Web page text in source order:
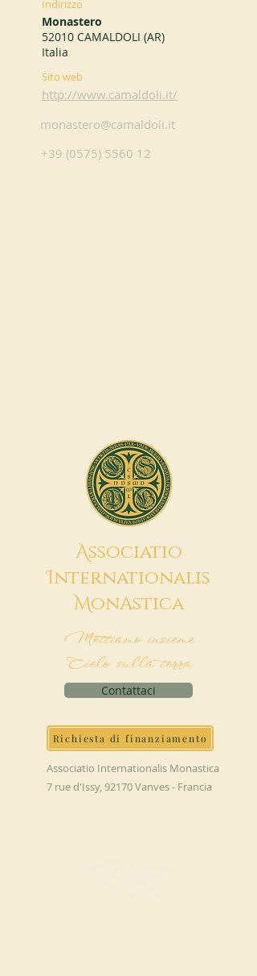
Indirizzo
Monastero
52010 CAMALDOLI (AR)
Italia
Sito web
http://www.camaldoli.it/
monastero@camaldoli.it
+39 (0575) 5560 12
Associatio
Internationalis
MonAstica
Mettiamo insieme
Cielo sulla terra
Contattaci
Richiesta di finanziamento
Associatio Internationalis Monastica
7 rue d'Issy, 92170 Vanves - Francia